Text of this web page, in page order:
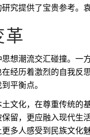
究提供了宝贵参考。
革
想潮流交汇碰撞。一
经历着激烈的自我反
平衡点。
文化，在尊重传统的
留，更应融入现代生
多人感受到民族文化魅